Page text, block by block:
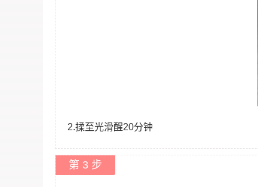
2.揉至光滑醒20分钟
第 3 步